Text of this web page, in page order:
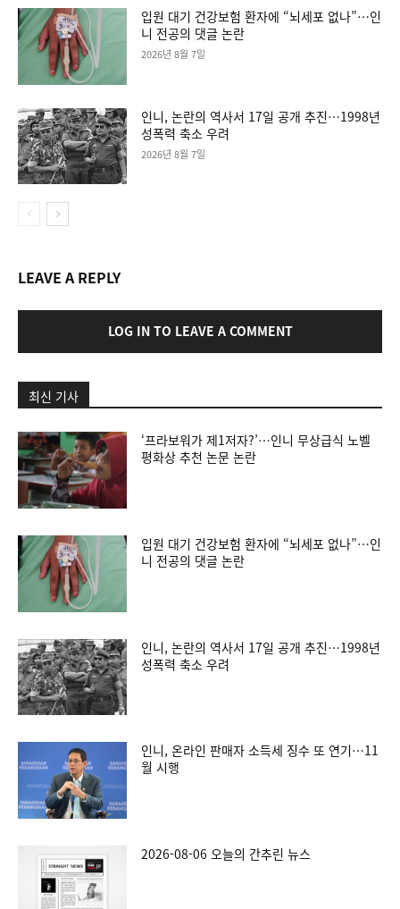
입원 대기 건강보험 환자에 “뇌세포 없나”…인
니 전공의 댓글 논란
2026년 8월 7일
인니, 논란의 역사서 17일 공개 추진…1998년
성폭력 축소 우려
2026년 8월 7일
LEAVE A REPLY
LOG IN TO LEAVE A COMMENT
최신 기사
‘프라보워가 제1저자?’…인니 무상급식 노벨
평화상 추천 논문 논란
입원 대기 건강보험 환자에 “뇌세포 없나”…인
니 전공의 댓글 논란
인니, 논란의 역사서 17일 공개 추진…1998년
성폭력 축소 우려
인니, 온라인 판매자 소득세 징수 또 연기…11
월 시행
2026-08-06 오늘의 간추린 뉴스